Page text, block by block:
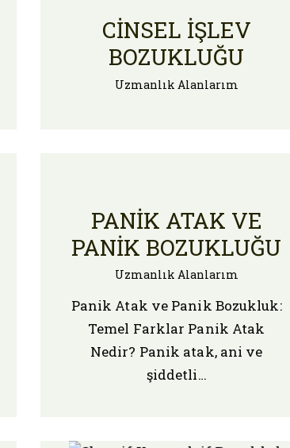
CINSEL İŞLEV
BOZUKLUĞU
Uzmanlık Alanlarım
PANIK ATAK VE
PANIK BOZUKLUĞU
Uzmanlık Alanlarım
Panik Atak ve Panik Bozukluk:
Temel Farklar Panik Atak
Nedir? Panik atak, ani ve
şiddetli…